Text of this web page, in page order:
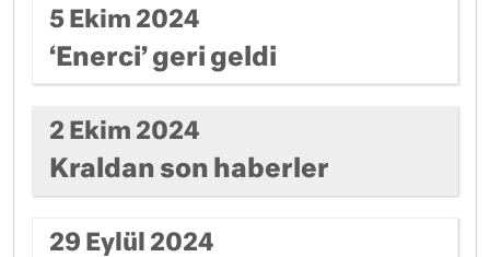
5 Ekim 2024
‘Enerci’ geri geldi
2 Ekim 2024
Kraldan son haberler
29 Eylül 2024